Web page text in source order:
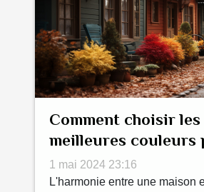
Comment choisir les
meilleures couleurs
harmoniser votre
bois avec son
1 mai 2024 23:16
L'harmonie entre une maison